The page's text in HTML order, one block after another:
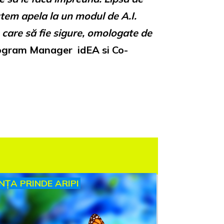
apela la un modul de A.I.
să fie sigure, omologate de
Manager idEA si Co-
PRINDE ARIPI